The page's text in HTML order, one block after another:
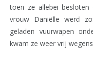
toen ze allebei besloten
vrouw Daniëlle werd
geladen vuurwapen
kwam ze weer vrij